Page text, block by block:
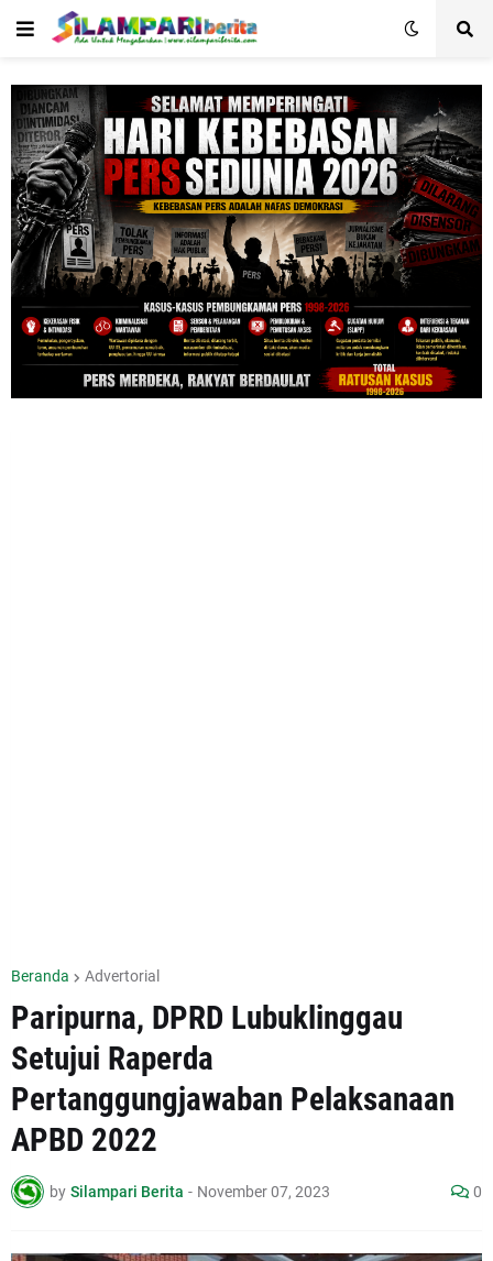
Beranda Advertorial
Paripurna, DPRD Lubuklinggau
Setujui Raperda
Pertanggungjawaban Pelaksanaan
APBD 2022
by Silampari Berita - November 07, 2023 0